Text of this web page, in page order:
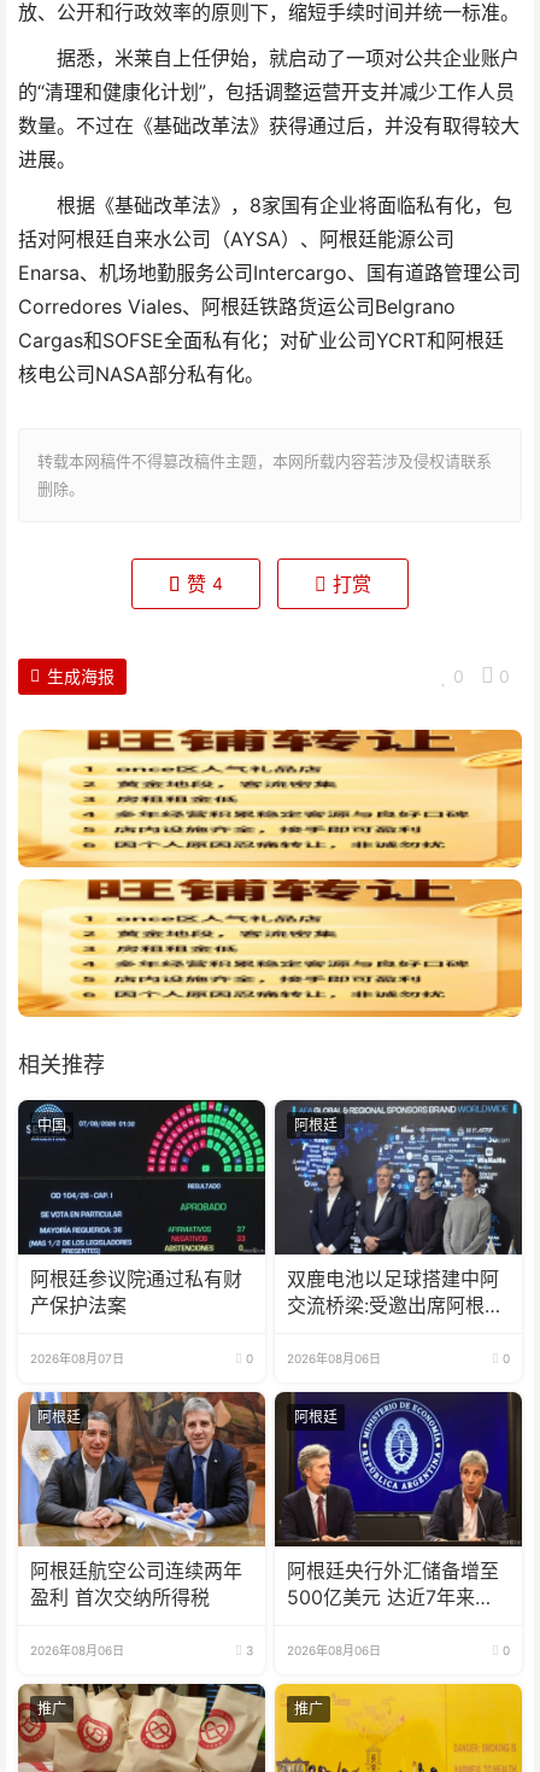
放、公开和行政效率的原则下，缩短手续时间并统一标准。
据悉，米莱自上任伊始，就启动了一项对公共企业账户
的“清理和健康化计划”，包括调整运营开支并减少工作人员
数量。不过在《基础改革法》获得通过后，并没有取得较大
进展。
根据《基础改革法》，8家国有企业将面临私有化，包
括对阿根廷自来水公司（AYSA）、阿根廷能源公司
Enarsa、机场地勤服务公司Intercargo、国有道路管理公司
Corredores Viales、阿根廷铁路货运公司Belgrano
Cargas和SOFSE全面私有化；对矿业公司YCRT和阿根廷
核电公司NASA部分私有化。
转载本网稿件不得篡改稿件主题，本网所载内容若涉及侵权请联系
删除。
赞 4 打赏
0 0
生成海报
相关推荐
中国
阿根廷参议院通过私有财
产保护法案
2026年08月07日 0
阿根廷
双鹿电池以足球搭建中阿
交流桥梁:受邀出席阿根廷
2026年08月06日 0
阿根廷
阿根廷航空公司连续两年
盈利 首次交纳所得税
2026年08月06日 3
阿根廷
阿根廷央行外汇储备增至
500亿美元 达近7年来最
2026年08月06日 0
推广 推广